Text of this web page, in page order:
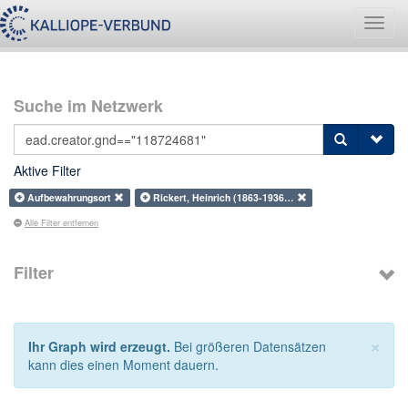
Suche im Netzwerk
Aktive Filter
Aufbewahrungsort Rickert, Heinrich (1863-1936…
Alle Filter entfernen
Filter
×
Ihr Graph wird erzeugt. Bei größeren Datensätzen
kann dies einen Moment dauern.